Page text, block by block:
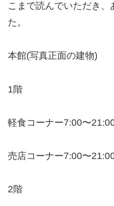
こまで読んでいただき、
た。
本館(写真正面の建物)
1階
軽食コーナー7:00〜
売店コーナー7:00〜
2階